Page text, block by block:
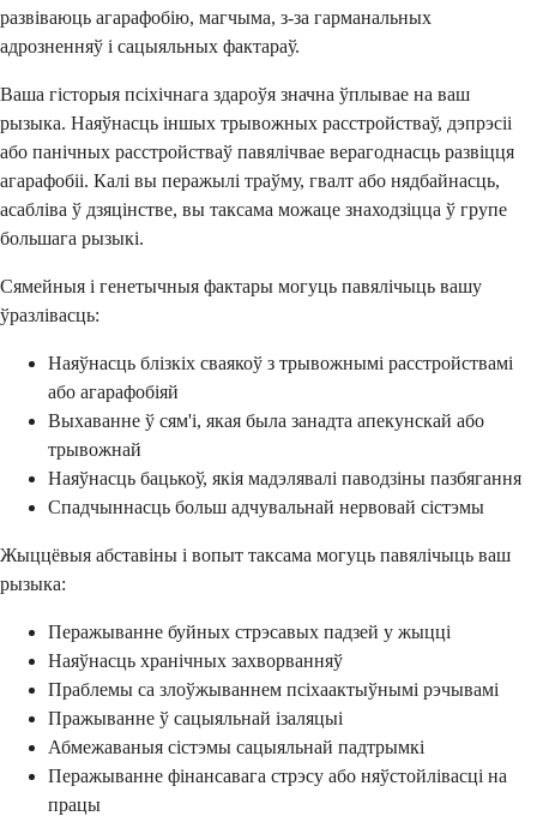
развіваюць агарафобію, магчыма, з-за гарманальных
адрозненняў і сацыяльных фактараў.
Ваша гісторыя псіхічнага здароўя значна ўплывае на ваш
рызыка. Наяўнасць іншых трывожных расстройстваў, дэпрэсіі
або панічных расстройстваў павялічвае верагоднасць развіцця
агарафобіі. Калі вы перажылі траўму, гвалт або нядбайнасць,
асабліва ў дзяцінстве, вы таксама можаце знаходзіцца ў групе
большага рызыкі.
Сямейныя і генетычныя фактары могуць павялічыць вашу
ўразлівасць:
Наяўнасць блізкіх сваякоў з трывожнымі расстройствамі
або агарафобіяй
Выхаванне ў сям'і, якая была занадта апекунскай або
трывожнай
Наяўнасць бацькоў, якія мадэлявалі паводзіны пазбягання
Спадчыннасць больш адчувальнай нервовай сістэмы
Жыццёвыя абставіны і вопыт таксама могуць павялічыць ваш
рызыка:
Перажыванне буйных стрэсавых падзей у жыцці
Наяўнасць хранічных захворванняў
Праблемы са злоўжываннем псіхаактыўнымі рэчывамі
Пражыванне ў сацыяльнай ізаляцыі
Абмежаваныя сістэмы сацыяльнай падтрымкі
Перажыванне фінансавага стрэсу або няўстойлівасці на
працы